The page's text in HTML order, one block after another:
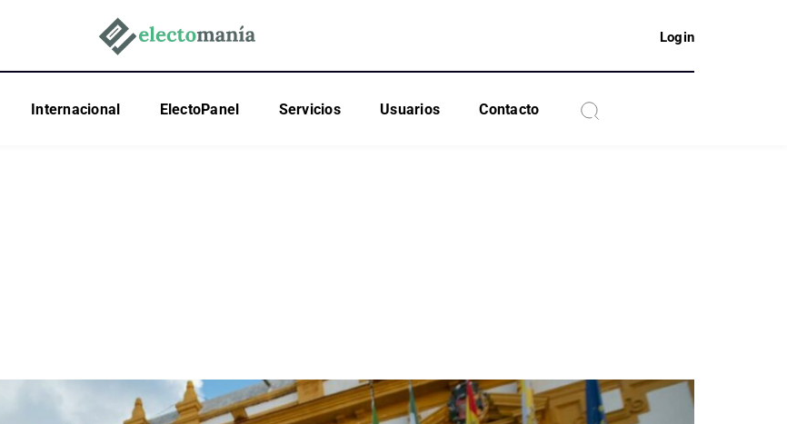
Login
Internacional ElectoPanel Servicios Usuarios Contacto